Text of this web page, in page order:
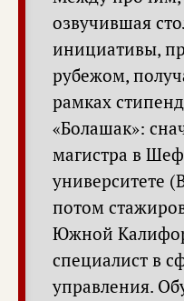
озвучившая
инициативы,
рубежом,
рамках
«Болашак»:
магистра в
университете
потом
Южной
специалист в
управления.